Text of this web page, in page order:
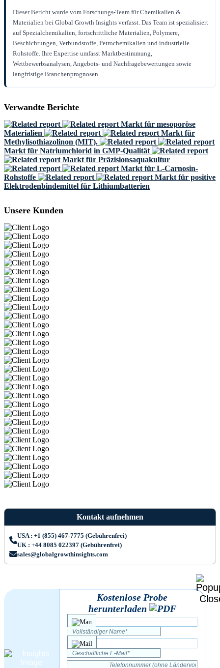
Dieser Bericht wurde vom Forschungs-Team für Chemikalien &
Materialien bei Global Growth Insights verfasst. Das Team ist spezialisiert
auf Spezialchemikalien, fortschrittliche Materialien, Polymere,
Beschichtungen, Verbundstoffe, Petrochemikalien und industrielle
Rohstoffe. Ihre Expertise umfasst Marktbestimmung,
Wettbewerbsanalysen, Angebots- und Nachfragebewertungen sowie
langfristige Branchenprognosen.
Verwandte Berichte
Markt für mesoporöse
Materialien
Markt für
Methylisothiazolinon (MIT).
Markt für Natriumchlorid in GMP-Qualität
Markt für Präzisionsaquakultur
Markt für L-Carnosin-
Rohstoffe
Markt für positive
Elektrodenbindemittel für Lithiumbatterien
Unsere Kunden
Kontakt aufnehmen
USA : +1 (855) 467-7775 (Gebührenfrei)
UK : +44 8085 022397 (Gebührenfrei)
sales@globalgrowthinsights.com
Kostenlose Probe
herunterladen